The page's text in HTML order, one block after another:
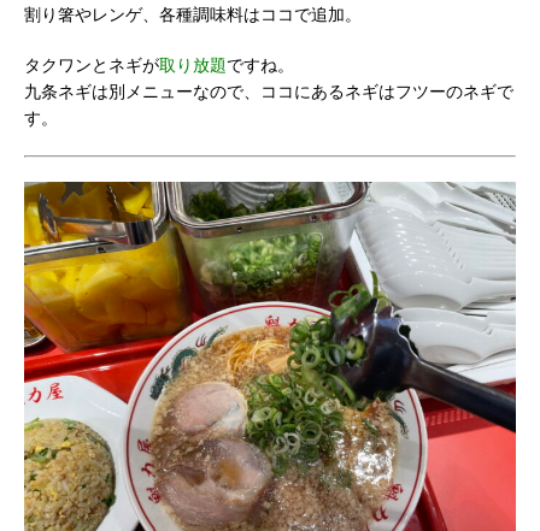
割り箸やレンゲ、各種調味料はココで追加。
タクワンとネギが取り放題ですね。
九条ネギは別メニューなので、ココにあるネギはフツーのネギで
す。